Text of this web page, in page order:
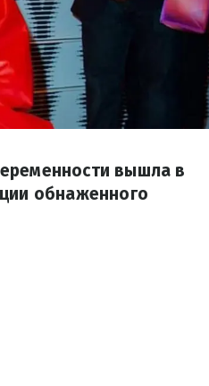
вышла в
обнаженного